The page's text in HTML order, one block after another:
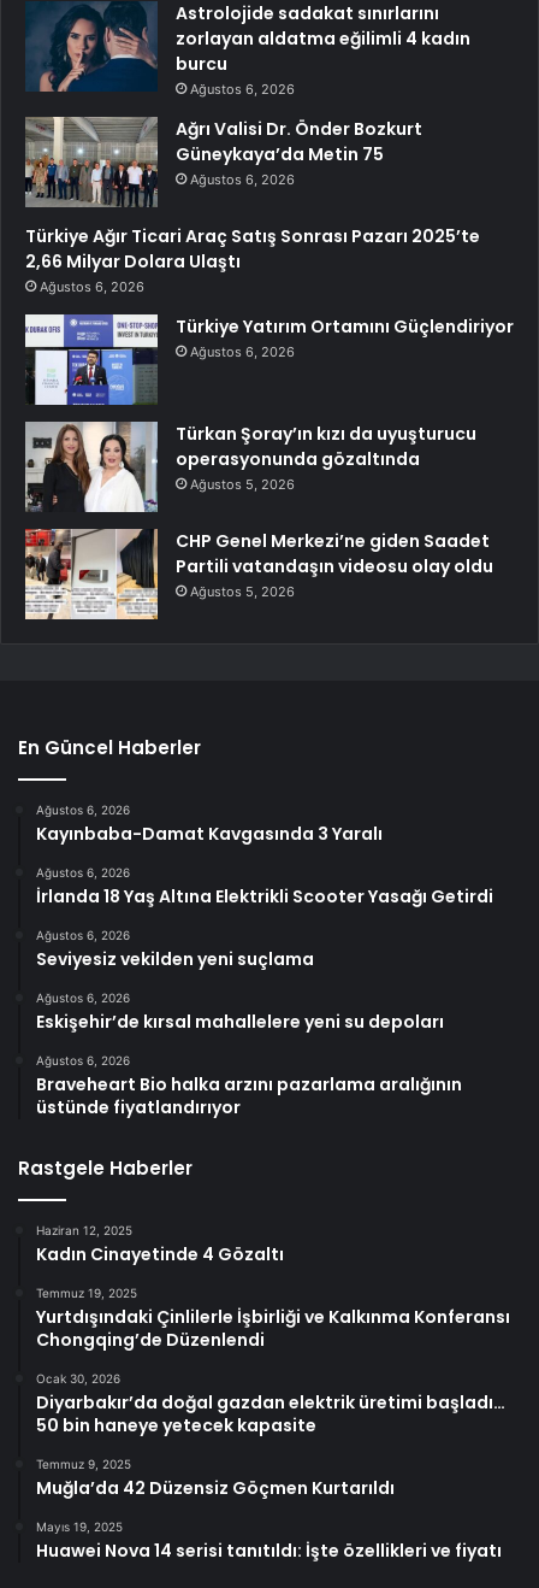
Astrolojide sadakat sınırlarını
zorlayan aldatma eğilimli 4 kadın
burcu
Ağustos 6, 2026
Ağrı Valisi Dr. Önder Bozkurt
Güneykaya’da Metin 75
Ağustos 6, 2026
Türkiye Ağır Ticari Araç Satış Sonrası Pazarı 2025’te
2,66 Milyar Dolara Ulaştı
Ağustos 6, 2026
Türkiye Yatırım Ortamını Güçlendiriyor
Ağustos 6, 2026
Türkan Şoray’ın kızı da uyuşturucu
operasyonunda gözaltında
Ağustos 5, 2026
CHP Genel Merkezi’ne giden Saadet
Partili vatandaşın videosu olay oldu
Ağustos 5, 2026
En Güncel Haberler
Ağustos 6, 2026
Kayınbaba-Damat Kavgasında 3 Yaralı
Ağustos 6, 2026
İrlanda 18 Yaş Altına Elektrikli Scooter Yasağı Getirdi
Ağustos 6, 2026
Seviyesiz vekilden yeni suçlama
Ağustos 6, 2026
Eskişehir’de kırsal mahallelere yeni su depoları
Ağustos 6, 2026
Braveheart Bio halka arzını pazarlama aralığının
üstünde fiyatlandırıyor
Rastgele Haberler
Haziran 12, 2025
Kadın Cinayetinde 4 Gözaltı
Temmuz 19, 2025
Yurtdışındaki Çinlilerle İşbirliği ve Kalkınma Konferansı
Chongqing’de Düzenlendi
Ocak 30, 2026
Diyarbakır’da doğal gazdan elektrik üretimi başladı…
50 bin haneye yetecek kapasite
Temmuz 9, 2025
Muğla’da 42 Düzensiz Göçmen Kurtarıldı
Mayıs 19, 2025
Huawei Nova 14 serisi tanıtıldı: İşte özellikleri ve fiyatı